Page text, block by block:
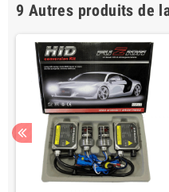
9 Autres produits de